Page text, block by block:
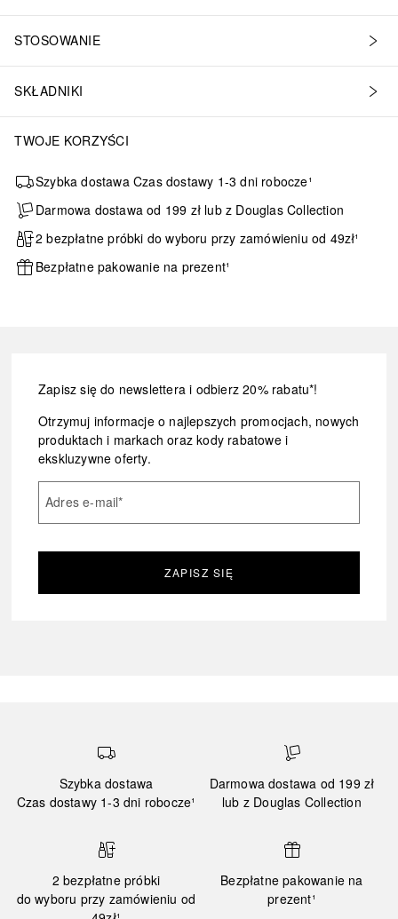
STOSOWANIE
SKŁADNIKI
TWOJE KORZYŚCI
Szybka dostawa Czas dostawy 1-3 dni robocze¹
Darmowa dostawa od 199 zł lub z Douglas Collection
2 bezpłatne próbki do wyboru przy zamówieniu od 49zł¹
Bezpłatne pakowanie na prezent¹
Zapisz się do newslettera i odbierz 20% rabatu*!
Otrzymuj informacje o najlepszych promocjach, nowych
produktach i markach oraz kody rabatowe i
ekskluzywne oferty.
Adres e-mail*
ZAPISZ SIĘ
Szybka dostawa
Czas dostawy 1-3 dni robocze¹
Darmowa dostawa od 199 zł
lub z Douglas Collection
2 bezpłatne próbki
do wyboru przy zamówieniu od
Bezpłatne pakowanie na
prezent¹